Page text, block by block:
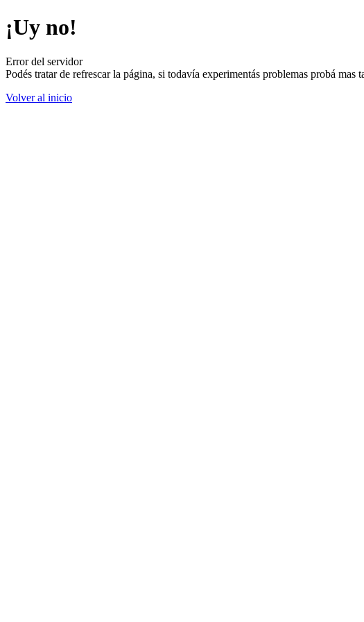
¡Uy no!
Error del servidor
Podés tratar de refrescar la página, si todavía experimentás problemas probá
Volver al inicio